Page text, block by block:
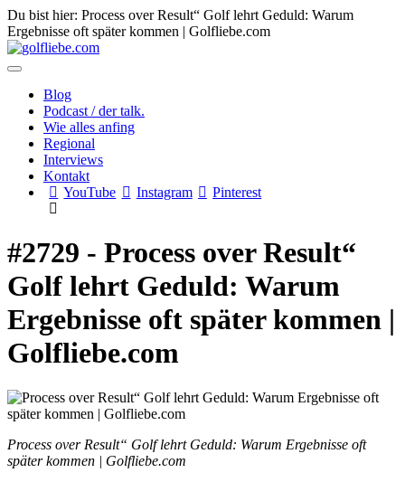
Du bist hier: Process over Result“ Golf lehrt Geduld: Warum
Ergebnisse oft später kommen | Golfliebe.com
Blog
Podcast / der talk.
Wie alles anfing
Regional
Interviews
Kontakt
YouTube
Instagram Pinterest
#2729 - Process over Result“
Golf lehrt Geduld: Warum
Ergebnisse oft später kommen |
Golfliebe.com
Process over Result“ Golf lehrt Geduld: Warum Ergebnisse oft
später kommen | Golfliebe.com